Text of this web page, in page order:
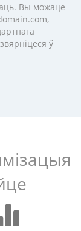
Вы можаце
ў